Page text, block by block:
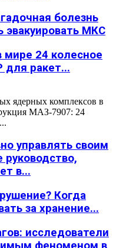
болезнь
МКС
24 колесное
для ракет...
ядерных комплексов в
МАЗ-7907: 24
управлять своим
в...
Когда
за хранение...
исследователи